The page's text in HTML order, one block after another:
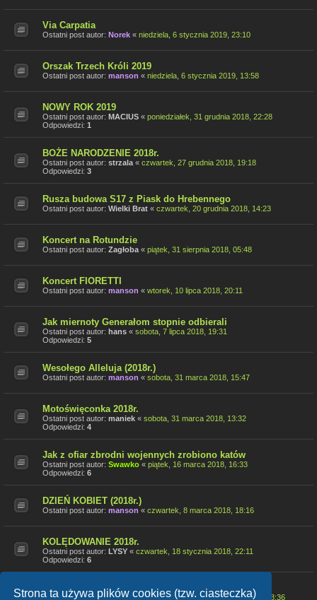
Strona ta używa plików cookies (tzw. ciasteczka)
Via Carpatia
Ostatni post autor: Norek « niedziela, 6 stycznia 2019, 23:10
Orszak Trzech Króli 2019
Ostatni post autor: manson « niedziela, 6 stycznia 2019, 13:58
NOWY ROK 2019
Ostatni post autor: MACIUS « poniedziałek, 31 grudnia 2018, 22:28
Odpowiedzi: 1
BOŻE NARODZENIE 2018r.
Ostatni post autor: strzala « czwartek, 27 grudnia 2018, 19:18
Odpowiedzi: 3
Rusza budowa S17 z Piask do Hrebennego
Ostatni post autor: Wielki Brat « czwartek, 20 grudnia 2018, 14:23
Koncert na Rotundzie
Ostatni post autor: Zagłoba « piątek, 31 sierpnia 2018, 05:48
Koncert FIORETTI
Ostatni post autor: manson « wtorek, 10 lipca 2018, 20:11
Jak miernoty Generałom stopnie odbierali
Ostatni post autor: hans « sobota, 7 lipca 2018, 19:31
Odpowiedzi: 5
Wesołego Alleluja (2018r.)
Ostatni post autor: manson « sobota, 31 marca 2018, 15:47
Motoświęconka 2018r.
Ostatni post autor: maniek « sobota, 31 marca 2018, 13:32
Odpowiedzi: 4
Jak z ofiar zbrodni wojennych zrobiono katów
Ostatni post autor: Swawko « piątek, 16 marca 2018, 16:33
Odpowiedzi: 6
DZIEŃ KOBIET (2018r.)
Ostatni post autor: manson « czwartek, 8 marca 2018, 18:16
KOLĘDOWANIE 2018r.
Ostatni post autor: LYSY « czwartek, 18 stycznia 2018, 22:11
Odpowiedzi: 6
26 Zamojski Finał WOŚP 14-01-2018r.
Ostatni post autor:Wielki Brat«poniedziałek, 15 stycznia 2018, 18:36